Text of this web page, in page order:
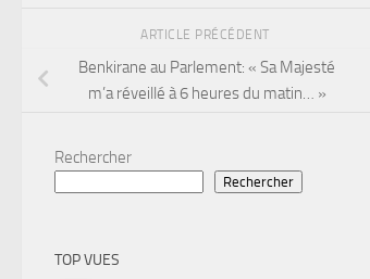
ARTICLE PRÉCÉDENT
Benkirane au Parlement: « Sa Majesté
m’a réveillé à 6 heures du matin… »
Rechercher
Rechercher
TOP VUES